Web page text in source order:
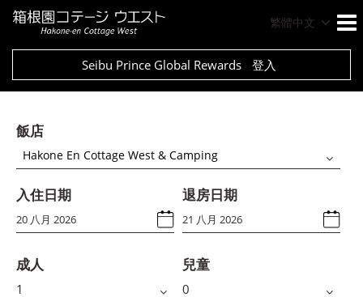
繁體中文
Seibu Prince Global Rewards 登入
飯店
Hakone En Cottage West & Camping
入住日期 退房日期
成人 兒童